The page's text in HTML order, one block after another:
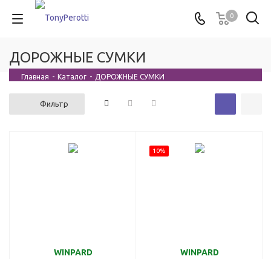
0
ДОРОЖНЫЕ СУМКИ
Главная - Каталог - ДОРОЖНЫЕ СУМКИ
Фильтр
WINPARD
10%
WINPARD